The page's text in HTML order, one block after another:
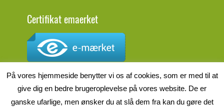
Certifikat emaerket
CVR.nr.: DK27927548
På vores hjemmeside benytter vi os af cookies, som er med til at
give dig en bedre brugeroplevelse på vores website. De er
ganske ufarlige, men ønsker du at slå dem fra kan du gøre det